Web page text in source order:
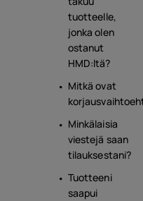
tuotteelle,
jonka olen
ostanut
HMD:ltä?
Mitkä ovat
Minkälaisia
viestejä saan
tilauksestani?
Tuotteeni
saapui